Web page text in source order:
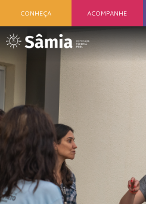
CONHEÇA ACOMPANHE